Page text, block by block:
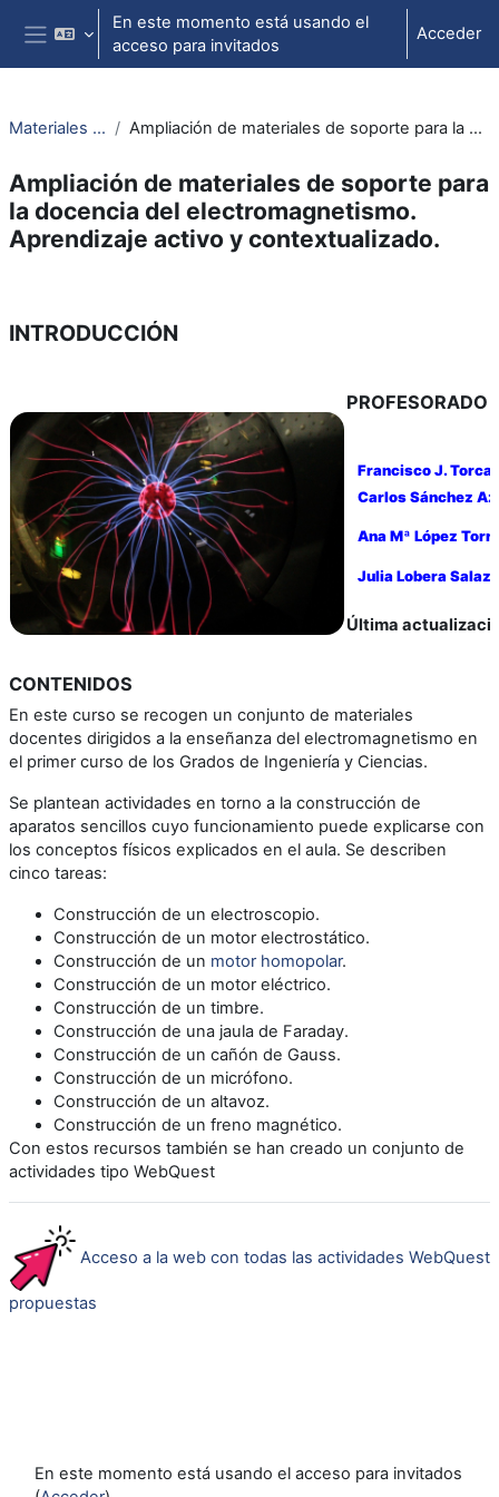
Salta al contenido principal
Panel lateral
En este momento está usando el
acceso para invitados
Acceder
Materiales Electromagnetismo Ampliación de materiales de soporte para la docencia del electromagnetismo. Aprendizaje activo y contextualizado.
Ampliación de materiales de soporte para
la docencia del electromagnetismo.
Aprendizaje activo y contextualizado.
INTRODUCCIÓN
PROFESORADO
Francisco J.
Carlos Sánchez
Ana Mª López
Julia Lobera
Última
CONTENIDOS
En este curso se recogen un conjunto de materiales
docentes dirigidos a la enseñanza del electromagnetismo en
el primer curso de los Grados de Ingeniería y Ciencias.
Se plantean actividades en torno a la construcción de
aparatos sencillos cuyo funcionamiento puede explicarse con
los conceptos físicos explicados en el aula. Se describen
cinco tareas:
Construcción de un electroscopio.
Construcción de un motor electrostático.
Construcción de un motor homopolar.
Construcción de un motor eléctrico.
Construcción de un timbre.
Construcción de una jaula de Faraday.
Construcción de un cañón de Gauss.
Construcción de un micrófono.
Construcción de un altavoz.
Construcción de un freno magnético.
Con estos recursos también se han creado un conjunto de
actividades tipo WebQuest
Acceso a la web con todas las actividades WebQuest
propuestas
En este momento está usando el acceso para invitados